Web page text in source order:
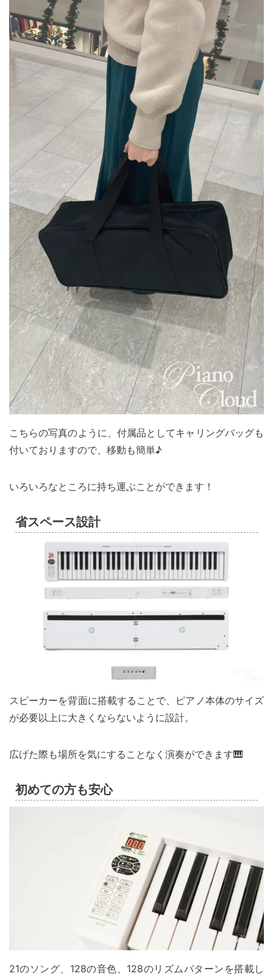
こちらの写真のように、付属品としてキャリングバッグも
付いておりますので、移動も簡単♪
いろいろなところに持ち運ぶことができます！
省スペース設計
スピーカーを背面に搭載することで、ピアノ本体のサイズ
が必要以上に大きくならないように設計。
広げた際も場所を気にすることなく演奏ができます🎹
初めての方も安心
21のソング、128の音色、128のリズムパターンを搭載し